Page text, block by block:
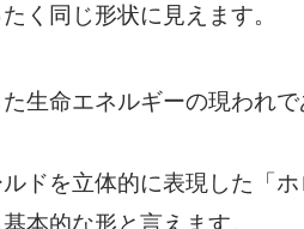
く同じ形状に見えます。
生命エネルギーの現われ
ドを立体的に表現した「
本的な形と言えます。